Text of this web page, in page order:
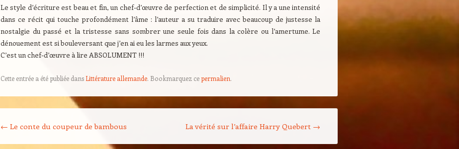
Le style d’écriture est beau et fin, un chef-d’œuvre de perfection et de simplicité. Il y a une intensité
dans ce récit qui touche profondément l’âme : l’auteur a su traduire avec beaucoup de justesse la
nostalgie du passé et la tristesse sans sombrer une seule fois dans la colère ou l’amertume. Le
dénouement est si bouleversant que j’en ai eu les larmes aux yeux.
C’est un chef-d’œuvre à lire ABSOLUMENT !!!
Cette entrée a été publiée dansLittérature allemande. Bookmarquez cepermalien.
← Le conte du coupeur de bambous La vérité sur l’affaire Harry Quebert →